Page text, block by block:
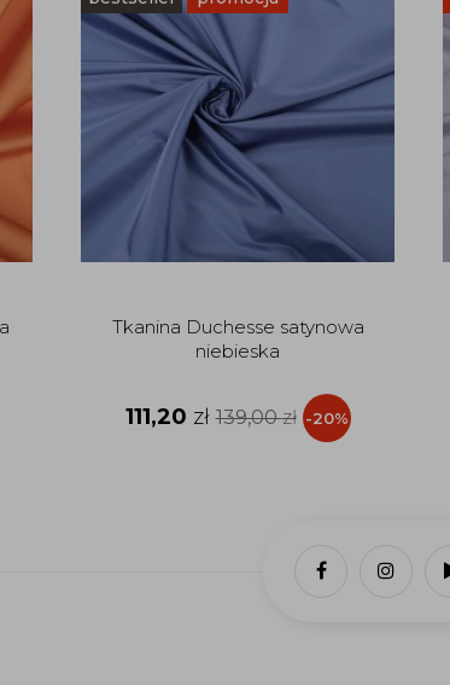
Tkanina Duchesse satynowa
niebieska
111,20 zł 139,00zł -20%